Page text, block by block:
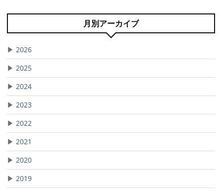
月別アーカイブ
▶ 2026
▶ 2025
▶ 2024
▶ 2023
▶ 2022
▶ 2021
▶ 2020
▶ 2019